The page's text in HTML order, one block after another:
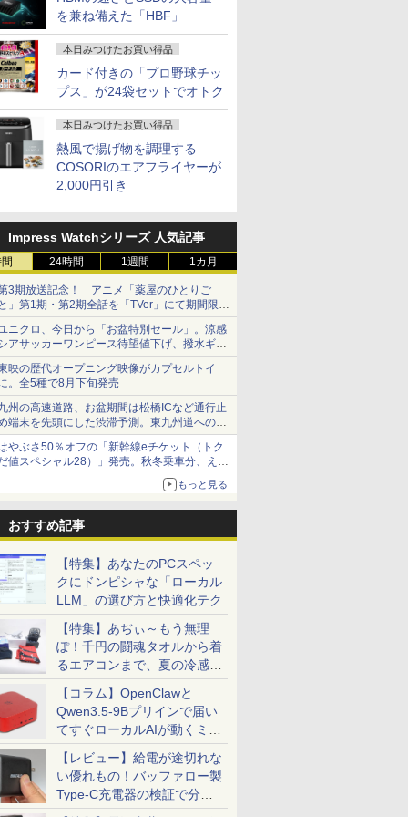
を兼ね備えた「HBF」
本日みつけたお買い得品
カード付きの「プロ野球チッ
プス」が24袋セットでオトク
本日みつけたお買い得品
熱風で揚げ物を調理する
COSORIのエアフライヤーが
2,000円引き
Impress Watchシリーズ 人気記事
24時間 1週間 1カ月
3期放送記念！ アニメ「薬屋のひとりご
」第1期・第2期全話を「TVer」にて期間限定
順次無料配信開始
ニクロ、今日から「お盆特別セール」。涼感
アサッカーワンピース待望値下げ、撥水ギア
ョーツは1990円に
映の歴代オープニング映像がカプセルトイ
。全5種で8月下旬発売
州の高速道路、お盆期間は松橋ICなど通行止
端末を先頭にした渋滞予測。東九州道への迂
は料金調整を実施
やぶさ50％オフの「新幹線eチケット（トク
値スペシャル28）」発売。秋冬乗車分、えき
もっと見る
おすすめ記事
【特集】あなたのPCスペッ
クにドンピシャな「ローカル
LLM」の選び方と快適化テク
【特集】あぢぃ～もう無理
ぽ！千円の闘魂タオルから着
るエアコンまで、夏の冷感グ
ッズ一挙紹介
【コラム】OpenClawと
Qwen3.5-9Bプリインで届い
てすぐローカルAIが動くミニ
PC「SER9 Pro」
【レビュー】給電が途切れな
い優れもの！バッファロー製
Type-C充電器の検証で分か
ったこと